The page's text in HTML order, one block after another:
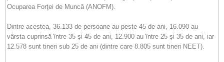
Ocuparea Forţei de Muncă (ANOFM).
Dintre acestea, 36.133 de persoane au peste 45 de ani, 16.090 au
vârsta cuprinsă între 35 şi 45 de ani, 12.900 au între 25 şi 35 de ani, iar
12.578 sunt tineri sub 25 de ani (dintre care 8.805 sunt tineri NEET).